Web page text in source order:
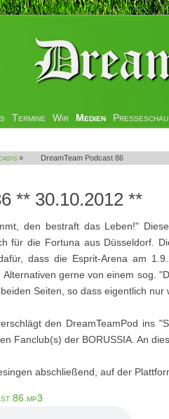
Termine Wir Medien Presseschau
» DreamTeam Podcast 86
** 30.10.2012 **
den bestraft das Leben!"
für die Fortuna aus Düsseldorf.
dass die Esprit-Arena am
Alternativen gerne von einem sog.
Seiten, so dass eigentlich
den DreamTeamPod ins
Fanclub(s) der BORUSSIA. An
abschließend, auf der
86.mp3